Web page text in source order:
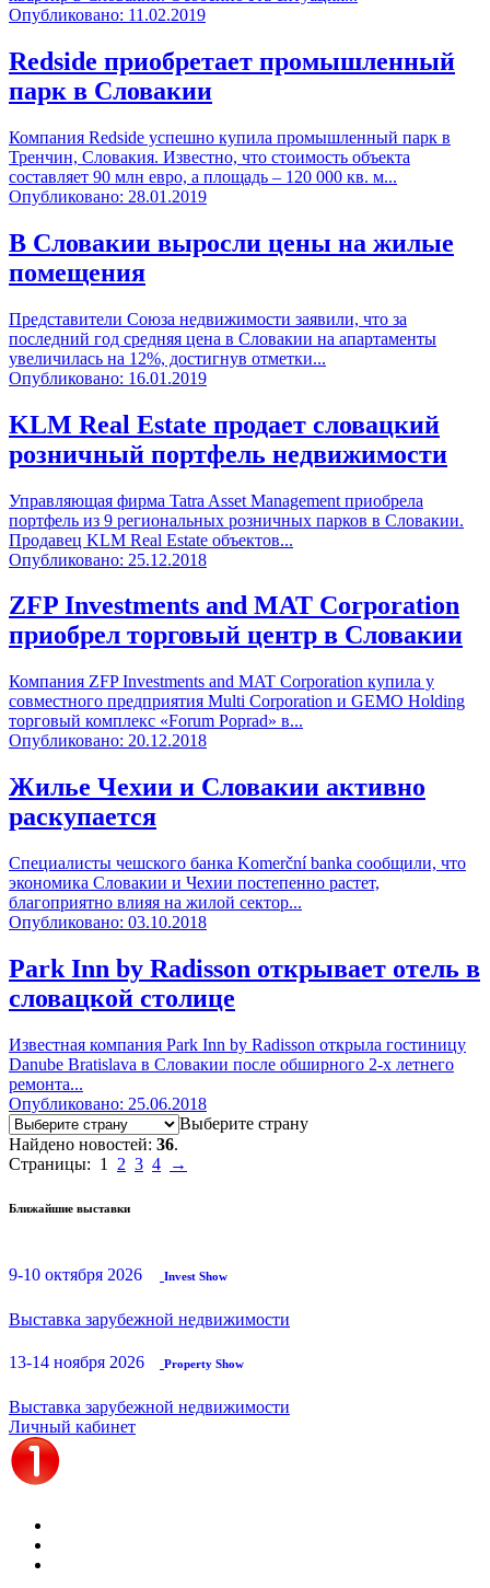
Опубликовано: 11.02.2019
Redside приобретает промышленный
парк в Словакии
Компания Redside успешно купила промышленный парк в
Тренчин, Словакия. Известно, что стоимость объекта
составляет 90 млн евро, а площадь – 120 000 кв. м...
Опубликовано: 28.01.2019
В Словакии выросли цены на жилые
помещения
Представители Союза недвижимости заявили, что за
последний год средняя цена в Словакии на апартаменты
увеличилась на 12%, достигнув отметки...
Опубликовано: 16.01.2019
KLM Real Estate продает словацкий
розничный портфель недвижимости
Управляющая фирма Tatra Asset Management приобрела
портфель из 9 региональных розничных парков в Словакии.
Продавец KLM Real Estate объектов...
Опубликовано: 25.12.2018
ZFP Investments and MAT Corporation
приобрел торговый центр в Словакии
Компания ZFP Investments and MAT Corporation купила у
совместного предприятия Multi Corporation и GEMO Holding
торговый комплекс «Forum Poprad» в...
Опубликовано: 20.12.2018
Жилье Чехии и Словакии активно
раскупается
Специалисты чешского банка Komerční banka сообщили, что
экономика Словакии и Чехии постепенно растет,
благоприятно влияя на жилой сектор...
Опубликовано: 03.10.2018
Park Inn by Radisson открывает отель в
словацкой столице
Известная компания Park Inn by Radisson открыла гостиницу
Danube Bratislava в Словакии после обширного 2-х летнего
ремонта...
Опубликовано: 25.06.2018
Выберите страну
Найдено новостей: 36.
Страницы: 1 2 3 4 →
Ближайшие выставки
9-10 октября 2026 Invest Show
Выставка зарубежной недвижимости
13-14 ноября 2026 Property Show
Выставка зарубежной недвижимости
Личный кабинет